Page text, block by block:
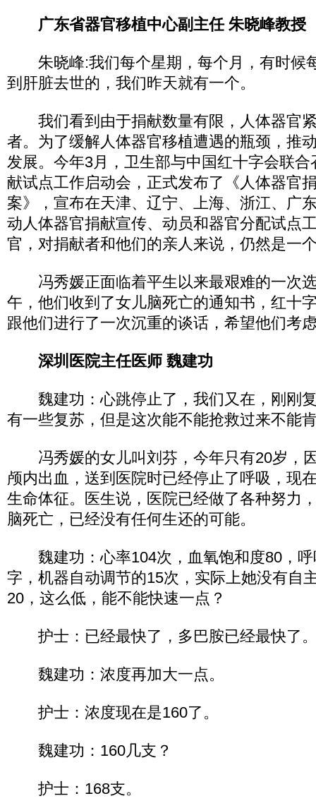
广东省器官移植中心副主任 朱晓峰教授
朱晓峰:我们每个星期，每个月，有时候
到肝脏去世的，我们昨天就有一个。
我们看到由于捐献数量有限，人体器官
者。为了缓解人体器官移植遭遇的瓶颈，推
发展。今年3月，卫生部与中国红十字会联
献试点工作启动会，正式发布了《人体器官
案》，宣布在天津、辽宁、上海、浙江、广
动人体器官捐献宣传、动员和器官分配试点
官，对捐献者和他们的亲人来说，仍然是一
冯秀媛正面临着平生以来最艰难的一次
午，他们收到了女儿脑死亡的通知书，红十
跟他们进行了一次沉重的谈话，希望他们考
深圳医院主任医师 魏建功
魏建功：心跳停止了，我们又在，刚刚
有一些复苏，但是这次能不能抢救过来不能
冯秀媛的女儿叫刘芬，今年只有20岁，
颅内出血，送到医院时已经停止了呼吸，现
生命体征。医生说，医院已经做了各种努力
脑死亡，已经没有任何生还的可能。
魏建功：心率104次，血氧饱和度80，呼
字，机器自动调节的15次，实际上她没有自
20，这么低，能不能快速一点？
护士：已经最快了，多巴胺已经最快了
魏建功：浓度再加大一点。
护士：浓度现在是160了。
魏建功：160几支？
护士：168支。